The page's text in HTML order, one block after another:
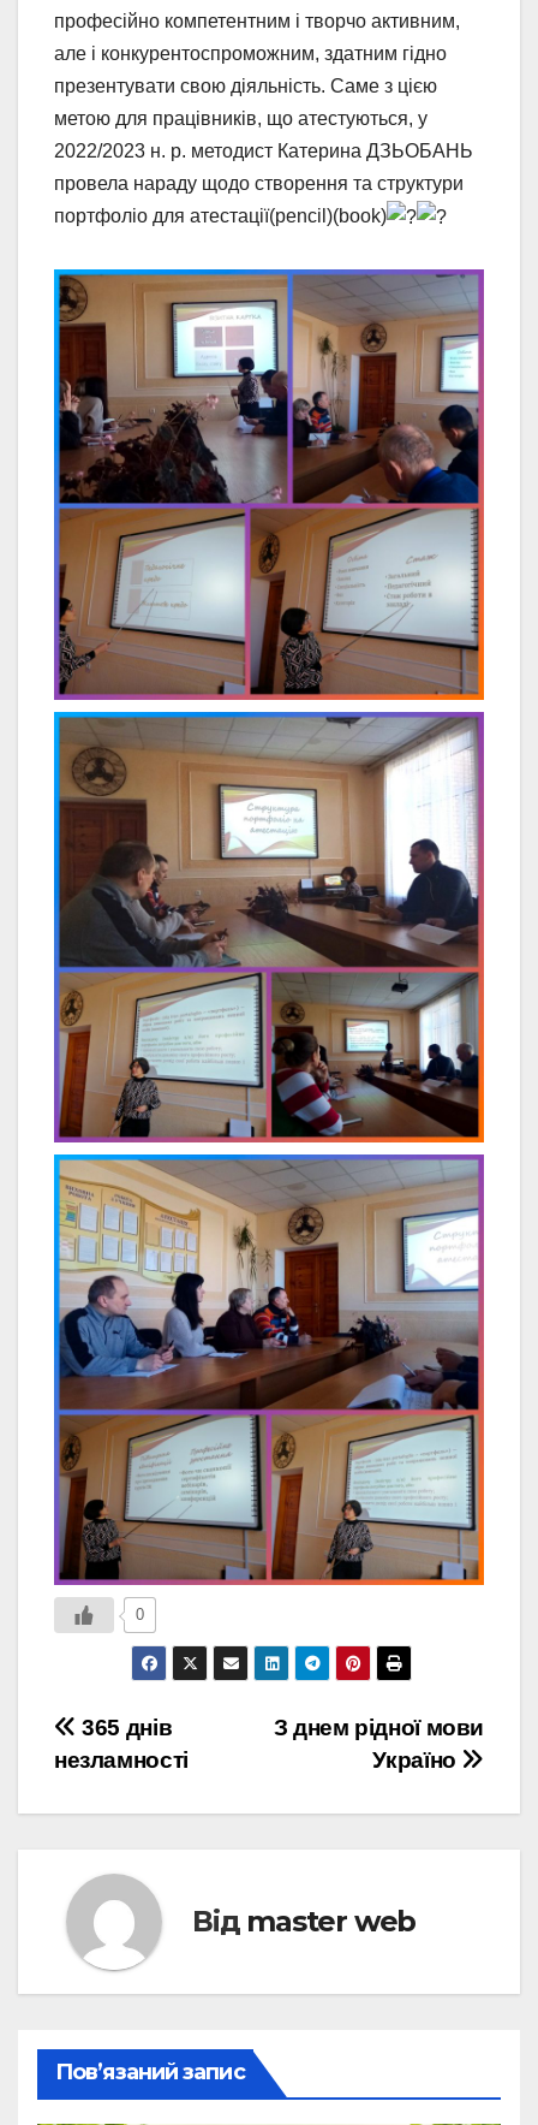
професійно компетентним і творчо активним,
але і конкурентоспроможним, здатним гідно
презентувати свою діяльність. Саме з цією
метою для працівників, що атестуються, у
2022/2023 н. р. методист Катерина ДЗЬОБАНЬ
провела нараду щодо створення та структури
портфоліо для атестації(pencil)(book)
0
Навігація
З днем рідної мови
Україно
365 днів
незламності
Від master web
Пов’язаний запис